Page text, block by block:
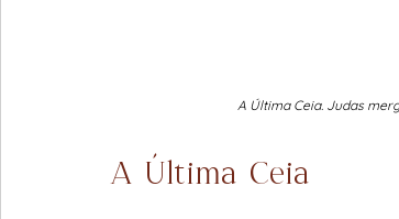
A Última Ceia. Judas
A Última Ceia